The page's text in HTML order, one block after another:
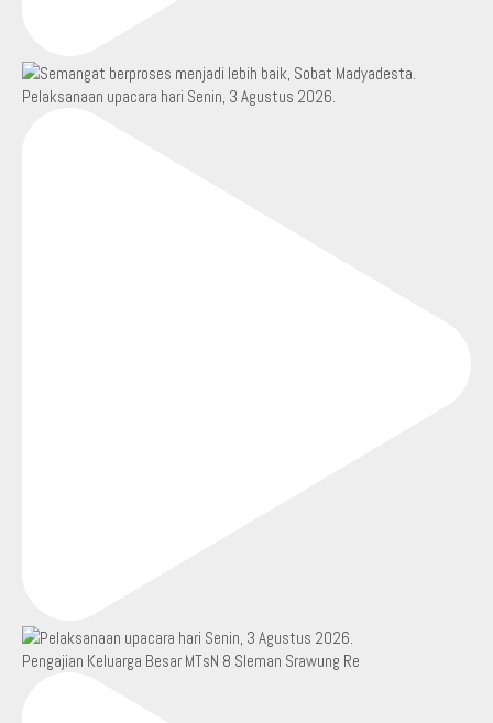
Pelaksanaan upacara hari Senin, 3 Agustus 2026.
Pengajian Keluarga Besar MTsN 8 Sleman Srawung Re